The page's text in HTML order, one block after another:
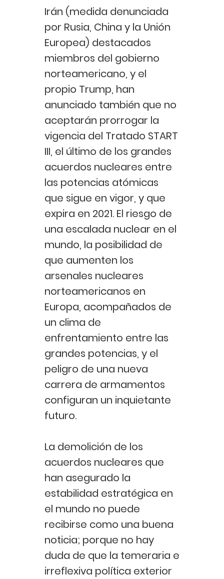
Irán (medida denunciada
por Rusia, China y la Unión
Europea) destacados
miembros del gobierno
norteamericano, y el
propio Trump, han
anunciado también que no
aceptarán prorrogar la
vigencia del Tratado START
III, el último de los grandes
acuerdos nucleares entre
las potencias atómicas
que sigue en vigor, y que
expira en 2021. El riesgo de
una escalada nuclear en el
mundo, la posibilidad de
que aumenten los
arsenales nucleares
norteamericanos en
Europa, acompañados de
un clima de
enfrentamiento entre las
grandes potencias, y el
peligro de una nueva
carrera de armamentos
configuran un inquietante
futuro.
La demolición de los
acuerdos nucleares que
han asegurado la
estabilidad estratégica en
el mundo no puede
recibirse como una buena
noticia; porque no hay
duda de que la temeraria e
irreflexiva política exterior